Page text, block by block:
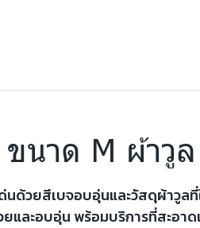
นาด M ผ้าวู
นด้วยสีเบจอบอุ่นและวัสดุผ้าวูล
ละอบอุ่น พร้อมบริการที่สะอา